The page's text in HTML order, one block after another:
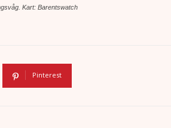
Kart: Barentswatch
Pinterest